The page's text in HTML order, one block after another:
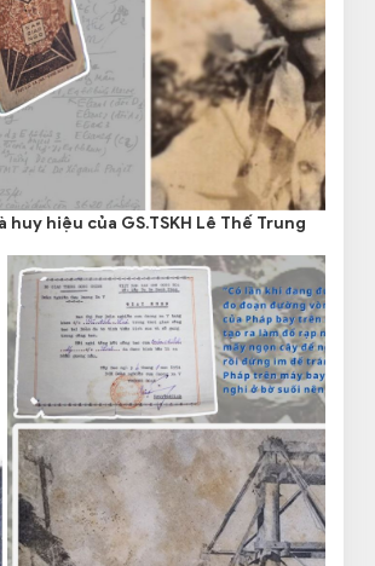
huy hiệu của GS.TSKH Lê Thế Trung